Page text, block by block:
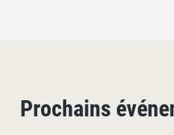
Prochains